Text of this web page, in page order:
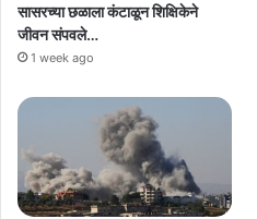
सासरच्या छळाला कंटाळून शिक्षिकेने
जीवन संपवले…
1 week ago